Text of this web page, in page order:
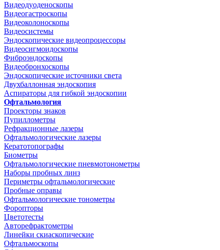
Видеодуоденоскопы
Видеогастроскопы
Видеоколоноскопы
Видеосистемы
Эндоскопические видеопроцессоры
Видеосигмоидоскопы
Фиброэндоскопы
Видеобронхоскопы
Эндоскопические источники света
Двухбаллонная эндоскопия
Аспираторы для гибкой эндоскопии
Офтальмология
Проекторы знаков
Пупиллометры
Рефракционные лазеры
Офтальмологические лазеры
Кератотопографы
Биометры
Офтальмологические пневмотонометры
Наборы пробных линз
Периметры офтальмологические
Пробные оправы
Офтальмологические тонометры
Форопторы
Цветотесты
Авторефрактометры
Линейки скиаскопические
Офтальмоскопы